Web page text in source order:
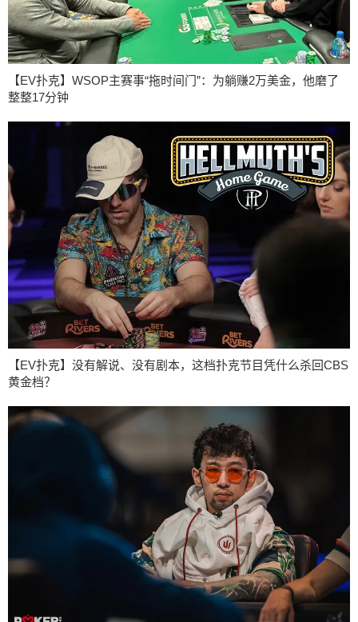
【EV扑克】WSOP主赛事“拖时间门”：为躺赚2万美金，他磨了
整整17分钟
【EV扑克】没有解说、没有剧本，这档扑克节目凭什么杀回CBS
黄金档？